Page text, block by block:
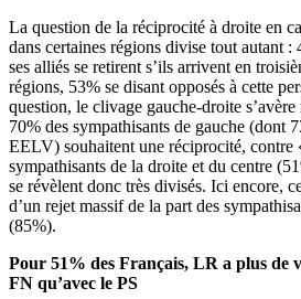
La question de la réciprocité à droite en
dans certaines régions divise tout autant
ses alliés se retirent s’ils arrivent en
régions, 53% se disant opposés à cette
question, le clivage gauche-droite
70% des sympathisants de gauche (dont
EELV) souhaitent une réciprocité, contre
sympathisants de la droite et du centre
se révèlent donc très divisés. Ici encore,
d’un rejet massif de la part des
(85%).
Pour 51% des Français, LR a plus de
FN qu’avec le PS